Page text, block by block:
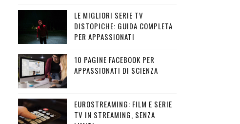
LE MIGLIORI SERIE TV
DISTOPICHE: GUIDA COMPLETA
PER APPASSIONATI
10 PAGINE FACEBOOK PER
APPASSIONATI DI SCIENZA
EUROSTREAMING: FILM E SERIE
TV IN STREAMING, SENZA